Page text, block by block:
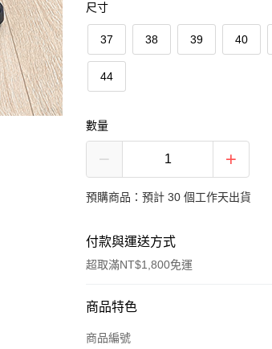
尺寸
37 38 39 40
44
數量
預購商品：預計 30 個工作天出貨
付款與運送方式
超取滿NT$1,800免運
付款方式
信用卡一次付款
商品特色
商品編號